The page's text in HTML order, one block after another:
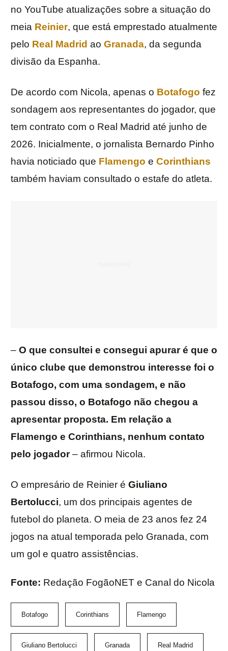
no YouTube atualizações sobre a situação do
meia Reinier, que está emprestado atualmente
pelo Real Madrid ao Granada, da segunda
divisão da Espanha.
De acordo com Nicola, apenas o Botafogo fez
sondagem aos representantes do jogador, que
tem contrato com o Real Madrid até junho de
2026. Inicialmente, o jornalista Bernardo Pinho
havia noticiado que Flamengo e Corinthians
também haviam consultado o estafe do atleta.
– O que consultei e consegui apurar é que o
único clube que demonstrou interesse foi o
Botafogo, com uma sondagem, e não
passou disso, o Botafogo não chegou a
apresentar proposta. Em relação a
Flamengo e Corinthians, nenhum contato
pelo jogador– afirmou Nicola.
O empresário de Reinier é Giuliano
Bertolucci, um dos principais agentes de
futebol do planeta. O meia de 23 anos fez 24
jogos na atual temporada pelo Granada, com
um gol e quatro assistências.
Fonte: Redação FogãoNET e Canal do Nicola
Botafogo Corinthians Flamengo
Giuliano Bertolucci Granada Real Madrid